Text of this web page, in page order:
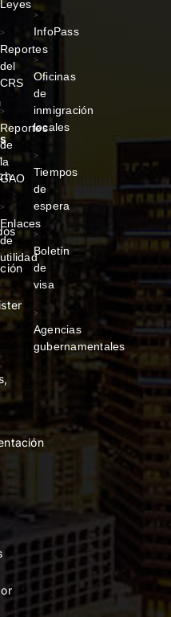
Leyes
>
Reportes
del
CRS
>
Reportes
de
la
GAO
>
Enlaces
de
utilidad
>
InfoPass
>
Oficinas
de
inmigración
locales
>
Tiempos
de
espera
>
Boletín
de
visa
>
Agencias
gubernamentales